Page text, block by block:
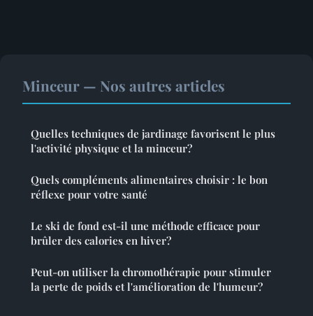
Minceur — Nos autres articles
Quelles techniques de jardinage favorisent le plus
l'activité physique et la minceur?
Quels compléments alimentaires choisir : le bon
réflexe pour votre santé
Le ski de fond est-il une méthode efficace pour
brûler des calories en hiver?
Peut-on utiliser la chromothérapie pour stimuler
la perte de poids et l'amélioration de l'humeur?